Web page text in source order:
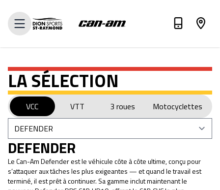
VOIR INVENTAIRE
LA SÉLECTION
VCC VTT 3 roues Motocyclettes
DEFENDER
Le Can-Am Defender est le véhicule côte à côte ultime, conçu pour
s’attaquer aux tâches les plus exigeantes — et quand le travail est
terminé, il est prêt à continuer. Sa gamme inclut maintenant le